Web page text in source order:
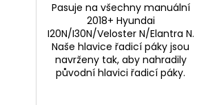
Pasuje na všechny manuální
2018+ Hyundai
I20N/I30N/Veloster N/Elantra N.
Naše hlavice řadicí páky jsou
navrženy tak, aby nahradily
původní hlavici řadicí páky.